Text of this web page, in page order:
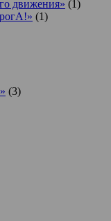
движения» (1)
(1)
(3)